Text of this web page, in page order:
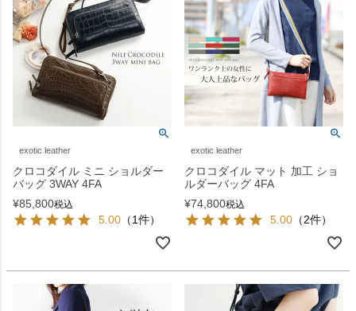
exotic leather
クロコダイル ミニ ショルダー
バッグ 3WAY 4FA
¥85,800税込
5.00 （1件）
exotic leather
クロコダイル マット 加工 ショ
ルダーバッグ 4FA
¥74,800税込
5.00 （2件）